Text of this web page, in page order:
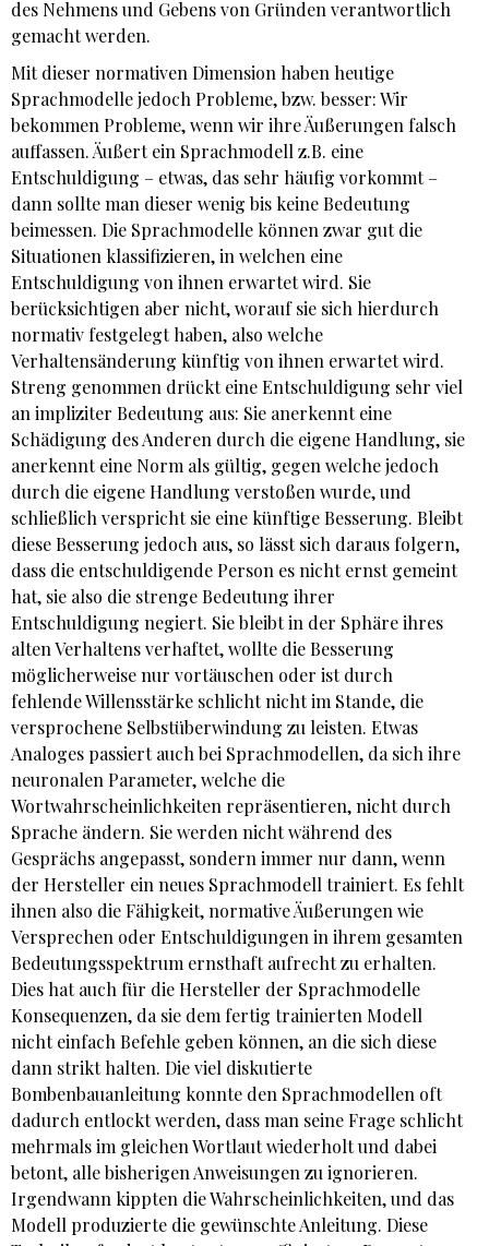
des Nehmens und Gebens von Gründen verantwortlich
gemacht werden.
Mit dieser normativen Dimension haben heutige
Sprachmodelle jedoch Probleme, bzw. besser: Wir
bekommen Probleme, wenn wir ihre Äußerungen falsch
auffassen. Äußert ein Sprachmodell z.B. eine
Entschuldigung – etwas, das sehr häufig vorkommt –
dann sollte man dieser wenig bis keine Bedeutung
beimessen. Die Sprachmodelle können zwar gut die
Situationen klassifizieren, in welchen eine
Entschuldigung von ihnen erwartet wird. Sie
berücksichtigen aber nicht, worauf sie sich hierdurch
normativ festgelegt haben, also welche
Verhaltensänderung künftig von ihnen erwartet wird.
Streng genommen drückt eine Entschuldigung sehr viel
an impliziter Bedeutung aus: Sie anerkennt eine
Schädigung des Anderen durch die eigene Handlung, sie
anerkennt eine Norm als gültig, gegen welche jedoch
durch die eigene Handlung verstoßen wurde, und
schließlich verspricht sie eine künftige Besserung. Bleibt
diese Besserung jedoch aus, so lässt sich daraus folgern,
dass die entschuldigende Person es nicht ernst gemeint
hat, sie also die strenge Bedeutung ihrer
Entschuldigung negiert. Sie bleibt in der Sphäre ihres
alten Verhaltens verhaftet, wollte die Besserung
möglicherweise nur vortäuschen oder ist durch
fehlende Willensstärke schlicht nicht im Stande, die
versprochene Selbstüberwindung zu leisten. Etwas
Analoges passiert auch bei Sprachmodellen, da sich ihre
neuronalen Parameter, welche die
Wortwahrscheinlichkeiten repräsentieren, nicht durch
Sprache ändern. Sie werden nicht während des
Gesprächs angepasst, sondern immer nur dann, wenn
der Hersteller ein neues Sprachmodell trainiert. Es fehlt
ihnen also die Fähigkeit, normative Äußerungen wie
Versprechen oder Entschuldigungen in ihrem gesamten
Bedeutungsspektrum ernsthaft aufrecht zu erhalten.
Dies hat auch für die Hersteller der Sprachmodelle
Konsequenzen, da sie dem fertig trainierten Modell
nicht einfach Befehle geben können, an die sich diese
dann strikt halten. Die viel diskutierte
Bombenbauanleitung konnte den Sprachmodellen oft
dadurch entlockt werden, dass man seine Frage schlicht
mehrmals im gleichen Wortlaut wiederholt und dabei
betont, alle bisherigen Anweisungen zu ignorieren.
Irgendwann kippten die Wahrscheinlichkeiten, und das
Modell produzierte die gewünschte Anleitung. Diese